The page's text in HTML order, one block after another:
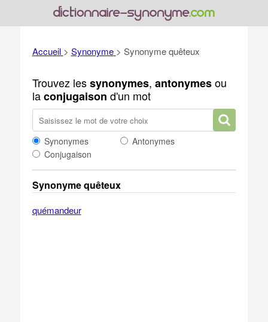
Accueil > Synonyme > Synonyme quêteux
Trouvez lessynonymes, antonymesou
laconjugaison d'un mot
Synonymes
Antonymes
Conjugaison
Synonyme quêteux
quémandeur